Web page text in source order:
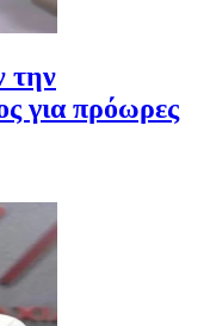
την
για πρόωρες